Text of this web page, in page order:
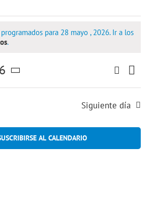
para 28 mayo , 2026. Ir a los
.
y
Buscar
de
Día
Siguiente día
AL CALENDARIO